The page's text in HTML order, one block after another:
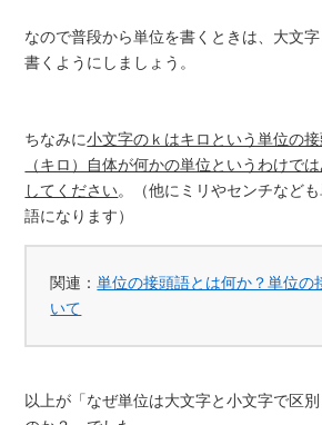
なので普段から単位を書くときは、大文
書くようにしましょう。
ちなみに小文字のｋはキロという単位の接
（キロ）自体が何かの単位というわけで
してください。（他にミリやセンチなど
語になります）
関連：単位の接頭語とは何か？単位の
いて
以上が「なぜ単位は大文字と小文字で区